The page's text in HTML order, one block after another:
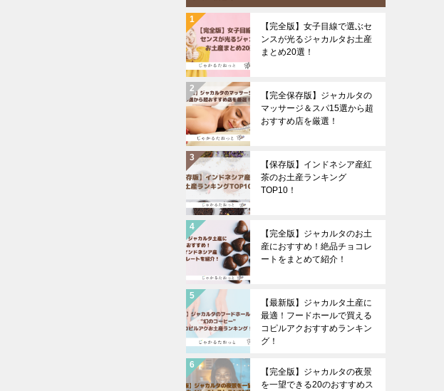
【完全版】女子目線で選ぶセ
ンスが光るジャカルタお土産
まとめ20選！
【完全保存版】ジャカルタの
マッサージ＆スパ15選から超
おすすめ店を厳選！
【保存版】インドネシア産紅
茶のお土産ランキング
TOP10！
【完全版】ジャカルタのお土
産におすすめ！絶品チョコレ
ートをまとめて紹介！
【最新版】ジャカルタ土産に
最適！フードホールで買える
コピルアクおすすめランキン
グ！
【完全版】ジャカルタの夜景
を一望できる20のおすすめス